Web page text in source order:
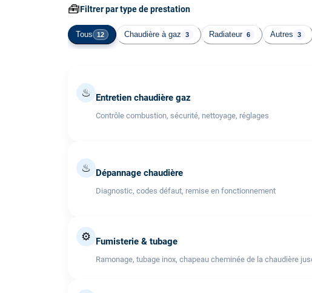
🧰Filtrer par type de prestation
Tous 12 Chaudière à gaz 3 Radiateur 6 Autres 3
♨ Entretien chaudière gaz
Contrôle combustion, sécurité, nettoyage, réglages
♨ Dépannage chaudière
Diagnostic, codes défaut, remise en fonctionnement
⚙️ Fumisterie & tubage
Ramonage, tubage inox, chapeau cheminée de la chaudière